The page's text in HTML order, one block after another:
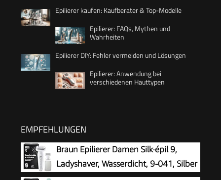
Epilierer kaufen: Kaufberater & Top-Modelle
Epilierer: FAQs, Mythen und
Wahrheiten
Epilierer DIY: Fehler vermeiden und Lösungen
Epilierer: Anwendung bei
verschiedenen Hauttypen
EMPFEHLUNGEN
Braun Epilierer Damen Silk·épil 9,
Ladyshaver, Wasserdicht, 9-041, Silber